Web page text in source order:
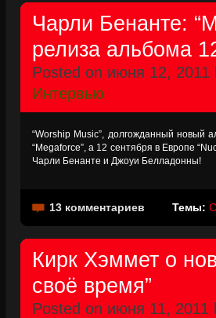
Чарли Бенанте:
релиза альбома
Posted on июня 12, 2011
Интервью
“Worship Music”, долгожданный новый
“Megaforce”, а 12 сентября в Европе
Чарли Бенанте и Джоуи Белладонны!
13 комментариев Темы:
Кирк Хэммет о
своё время”
Posted on июня 11, 2011